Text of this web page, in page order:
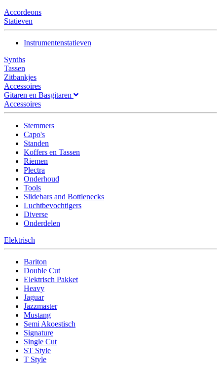
Accordeons
Statieven
Instrumentenstatieven
Synths
Tassen
Zitbankjes
Accessoires
Gitaren en Basgitaren
Accessoires
Stemmers
Capo's
Standen
Koffers en Tassen
Riemen
Plectra
Onderhoud
Tools
Slidebars and Bottlenecks
Luchtbevochtigers
Diverse
Onderdelen
Elektrisch
Bariton
Double Cut
Elektrisch Pakket
Heavy
Jaguar
Jazzmaster
Mustang
Semi Akoestisch
Signature
Single Cut
ST Style
T Style